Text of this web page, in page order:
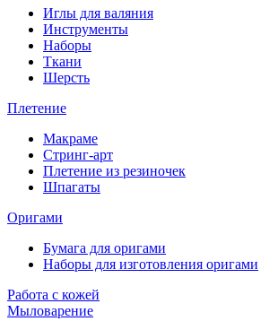
Иглы для валяния
Инструменты
Наборы
Ткани
Шерсть
Плетение
Макраме
Стринг-арт
Плетение из резиночек
Шпагаты
Оригами
Бумага для оригами
Наборы для изготовления оригами
Работа с кожей
Мыловарение